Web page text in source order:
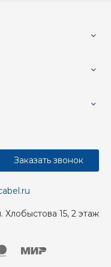
Хлобыстова 15, 2 этаж
Заказать звонок